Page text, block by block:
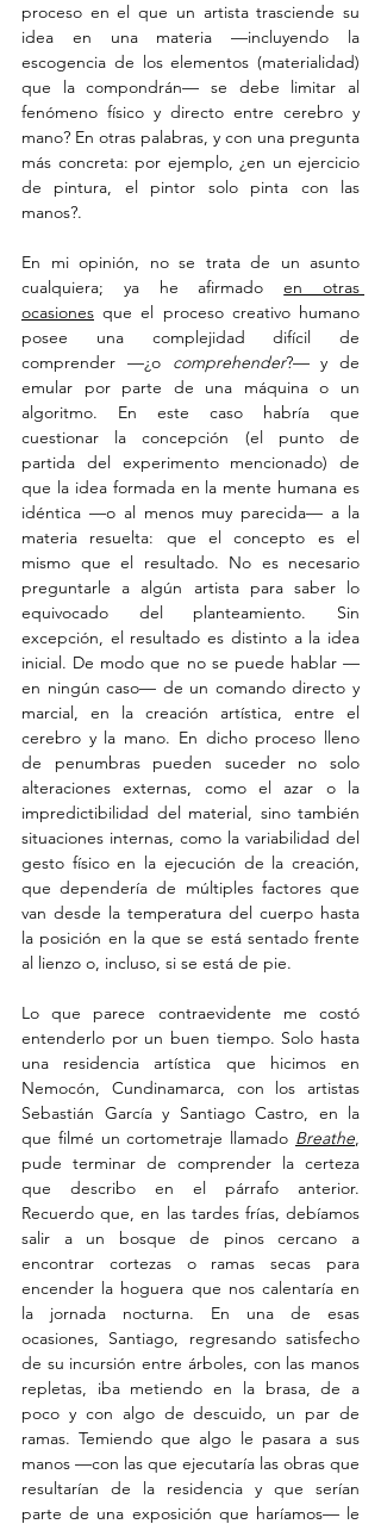
proceso en el que un artista trasciende su
idea en una materia —incluyendo la
escogencia de los elementos (materialidad)
que la compondrán— se debe limitar al
fenómeno físico y directo entre cerebro y
mano? En otras palabras, y con una pregunta
más concreta: por ejemplo, ¿en un ejercicio
de pintura, el pintor solo pinta con las
manos?.
En mi opinión, no se trata de un asunto
cualquiera; ya he afirmado en otras
ocasiones que el proceso creativo humano
posee una complejidad difícil de
comprender —¿o comprehender?— y de
emular por parte de una máquina o un
algoritmo. En este caso habría que
cuestionar la concepción (el punto de
partida del experimento mencionado) de
que la idea formada en la mente humana es
idéntica —o al menos muy parecida— a la
materia resuelta: que el concepto es el
mismo que el resultado. No es necesario
preguntarle a algún artista para saber lo
equivocado del planteamiento. Sin
excepción, el resultado es distinto a la idea
inicial. De modo que no se puede hablar —
en ningún caso— de un comando directo y
marcial, en la creación artística, entre el
cerebro y la mano. En dicho proceso lleno
de penumbras pueden suceder no solo
alteraciones externas, como el azar o la
impredictibilidad del material, sino también
situaciones internas, como la variabilidad del
gesto físico en la ejecución de la creación,
que dependería de múltiples factores que
van desde la temperatura del cuerpo hasta
la posición en la que se está sentado frente
al lienzo o, incluso, si se está de pie.
Lo que parece contraevidente me costó
entenderlo por un buen tiempo. Solo hasta
una residencia artística que hicimos en
Nemocón, Cundinamarca, con los artistas
Sebastián García y Santiago Castro, en la
que filmé un cortometraje llamado Breathe,
pude terminar de comprender la certeza
que describo en el párrafo anterior.
Recuerdo que, en las tardes frías, debíamos
salir a un bosque de pinos cercano a
encontrar cortezas o ramas secas para
encender la hoguera que nos calentaría en
la jornada nocturna. En una de esas
ocasiones, Santiago, regresando satisfecho
de su incursión entre árboles, con las manos
repletas, iba metiendo en la brasa, de a
poco y con algo de descuido, un par de
ramas. Temiendo que algo le pasara a sus
manos —con las que ejecutaría las obras que
resultarían de la residencia y que serían
parte de una exposición que haríamos— le